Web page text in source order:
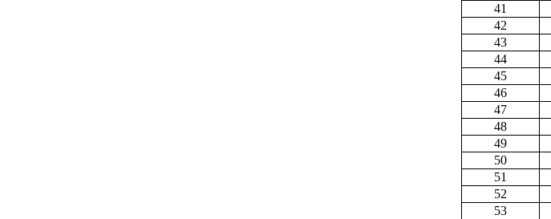
41
42
43
44
45
46
47
48
49
50
51
52
53